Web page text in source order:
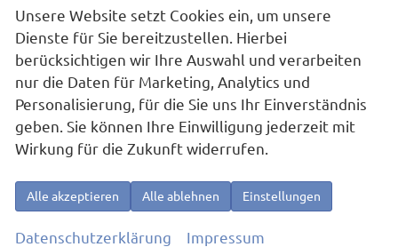
Skoda Kamiq
sofort lieferbar Neuwagen
25919
85 kW (116 PS) 20 km
25.780,– € Details
Unsere Website setzt Cookies ein, um unsere
Dienste für Sie bereitzustellen. Hierbei
berücksichtigen wir Ihre Auswahl und verarbeiten
nur die Daten für Marketing, Analytics und
Personalisierung, für die Sie uns Ihr Einverständnis
geben. Sie können Ihre Einwilligung jederzeit mit
Wirkung für die Zukunft widerrufen.
Alle akzeptieren Alle ablehnen Einstellungen
Datenschutzerklärung Impressum